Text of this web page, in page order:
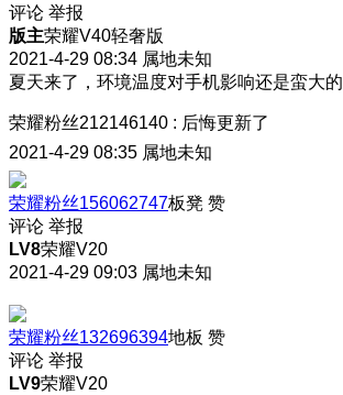
评论 举报
版主荣耀V40轻奢版
2021-4-29 08:34 属地未知
夏天来了，环境温度对手机影响还是蛮大的
荣耀粉丝212146140 : 后悔更新了
2021-4-29 08:35 属地未知
荣耀粉丝156062747板凳 赞
评论 举报
LV8荣耀V20
2021-4-29 09:03 属地未知
荣耀粉丝132696394地板 赞
评论 举报
LV9荣耀V20